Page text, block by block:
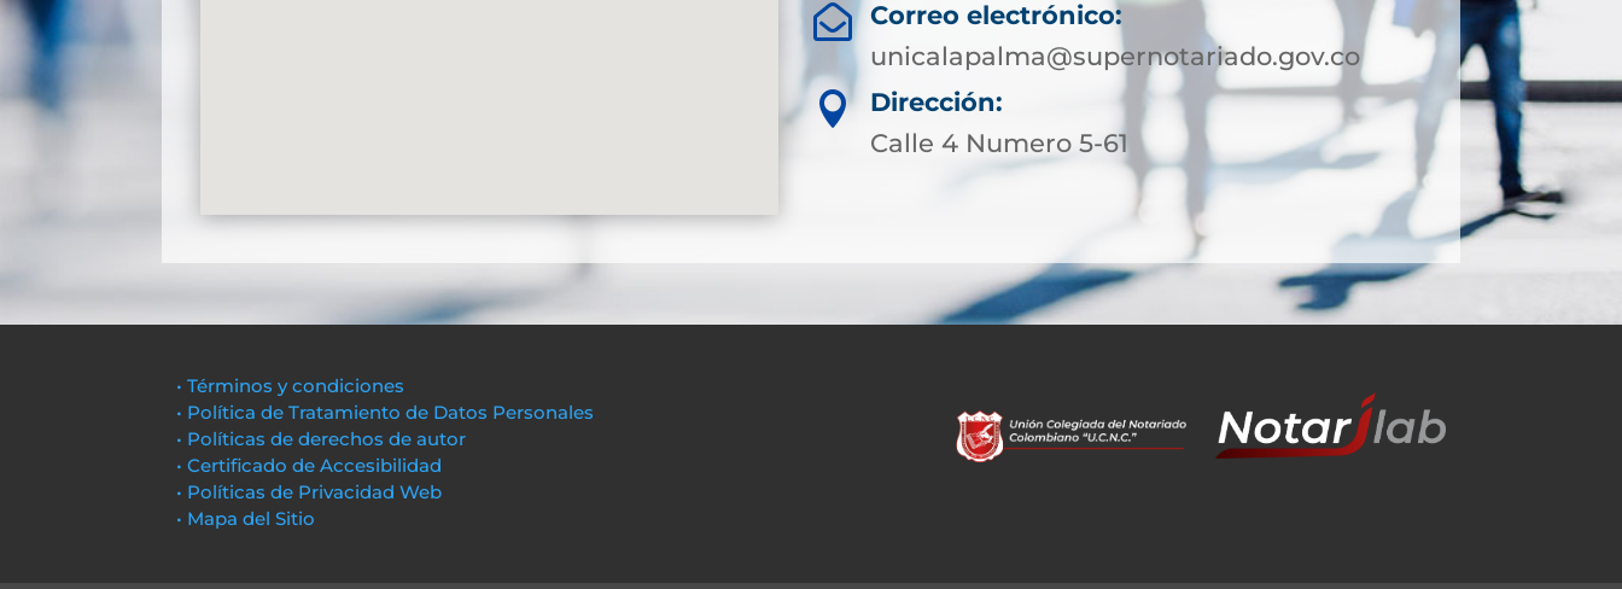

Correo electrónico:
unicalapalma@supernotariado.gov.co

Dirección:
Calle 4 Numero 5-61
• Términos y condiciones
• Política de Tratamiento de Datos Personales
• Políticas de derechos de autor
• Certificado de Accesibilidad
• Políticas de Privacidad Web
• Mapa del Sitio